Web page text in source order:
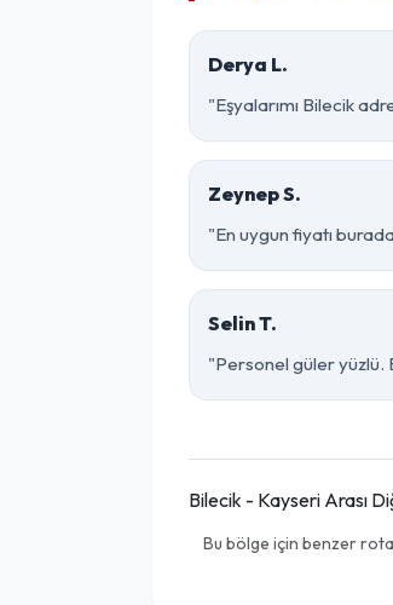
Derya L.
"Eşyalarımı Bilecik
Zeynep S.
"En uygun fiyatı
Selin T.
"Personel güler yüzlü.
Bilecik - Kayseri Arası
Bu bölge için benzer rota